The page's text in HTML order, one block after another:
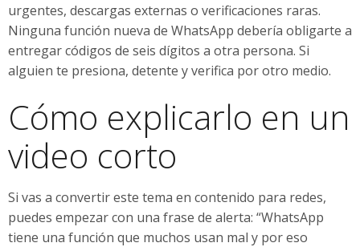
urgentes, descargas externas o verificaciones raras.
Ninguna función nueva de WhatsApp debería obligarte a
entregar códigos de seis dígitos a otra persona. Si
alguien te presiona, detente y verifica por otro medio.
Cómo explicarlo en un
video corto
Si vas a convertir este tema en contenido para redes,
puedes empezar con una frase de alerta: “WhatsApp
tiene una función que muchos usan mal y por eso